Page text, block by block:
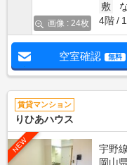
画像 : 24枚
敷
4階
空室確認 無料
賃貸マンション
りひあハウス
NEW
宇野
岡山